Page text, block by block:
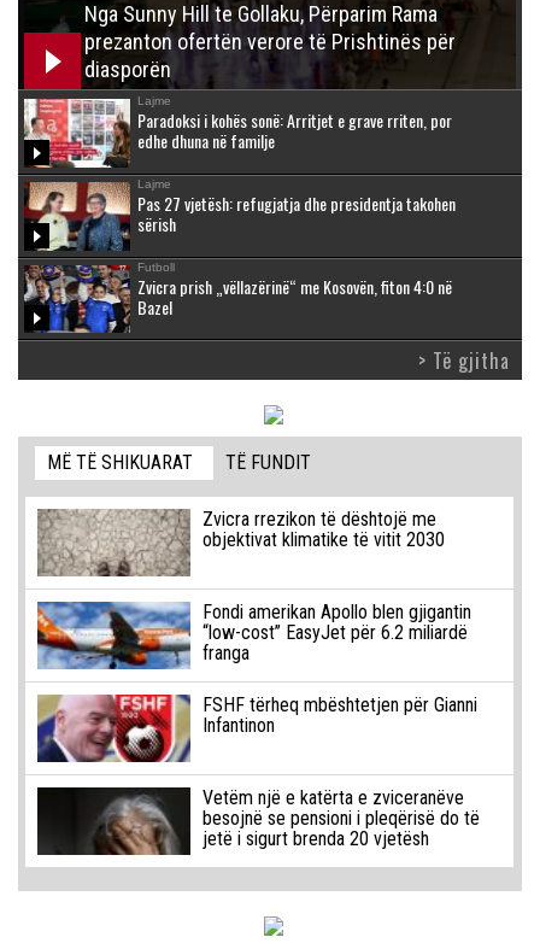
Nga Sunny Hill te Gollaku, Përparim Rama
prezanton ofertën verore të Prishtinës për
diasporën
Lajme
Paradoksi i kohës sonë: Arritjet e grave rriten, por
edhe dhuna në familje
Lajme
Pas 27 vjetësh: refugjatja dhe presidentja takohen
sërish
Futboll
Zvicra prish „vëllazërinë“ me Kosovën, fiton 4:0 në
Bazel
> Të gjitha
MË TË SHIKUARAT TË FUNDIT
Zvicra rrezikon të dështojë me
objektivat klimatike të vitit 2030
Fondi amerikan Apollo blen gjigantin
“low-cost” EasyJet për 6.2 miliardë
franga
FSHF tërheq mbështetjen për Gianni
Infantinon
Vetëm një e katërta e zviceranëve
besojnë se pensioni i pleqërisë do të
jetë i sigurt brenda 20 vjetësh